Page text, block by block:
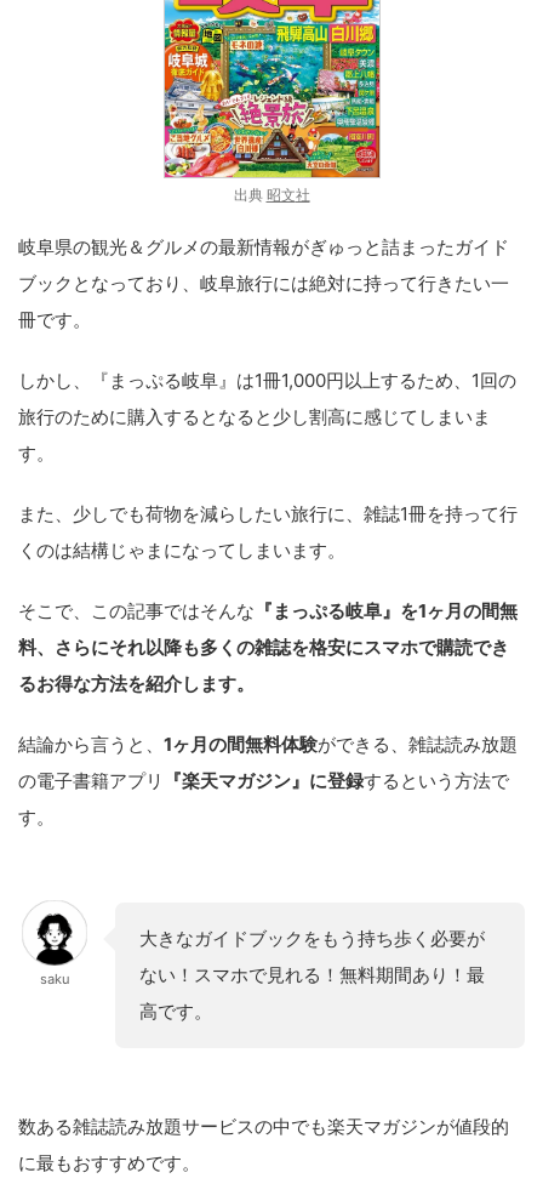
出典 昭文社
岐阜県の観光＆グルメの最新情報がぎゅっと詰まったガイド
ブックとなっており、岐阜旅行には絶対に持って行きたい一
冊です。
しかし、『まっぷる岐阜』は1冊1,000円以上するため、1回の
旅行のために購入するとなると少し割高に感じてしまいま
す。
また、少しでも荷物を減らしたい旅行に、雑誌1冊を持って行
くのは結構じゃまになってしまいます。
そこで、この記事ではそんな 『まっぷる岐阜』を1ヶ月の間無
料、さらにそれ以降も多くの雑誌を格安にスマホで購読でき
るお得な方法を紹介します。
結論から言うと、 1ヶ月の間無料体験ができる、雑誌読み放題
の電子書籍アプリ
『楽天マガジン』に登録するという方法で
す。
saku
大きなガイドブックをもう持ち歩く必要が
ない！スマホで見れる！無料期間あり！最
高です。
数ある雑誌読み放題サービスの中でも楽天マガジンが値段的
に最もおすすめです。